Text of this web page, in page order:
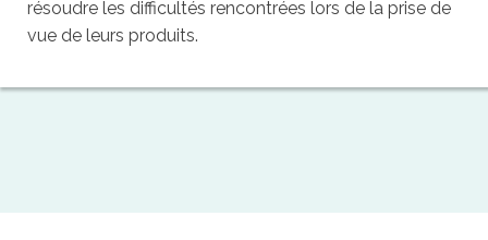
résoudre les difficultés rencontrées lors de la prise de
vue de leurs produits.